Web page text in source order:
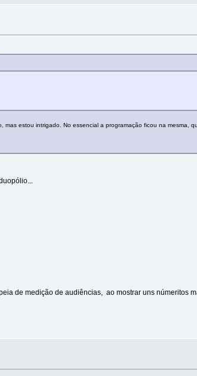
estou intrigado. No essencial a programação ficou na mesma,
de medição de audiências, ao mostrar uns númeritos